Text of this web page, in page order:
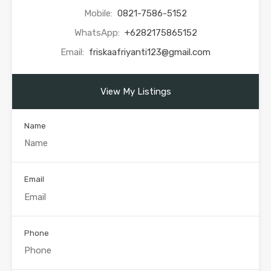
Mobile: 0821-7586-5152
WhatsApp: +6282175865152
Email: friskaafriyanti123@gmail.com
View My Listings
Name
Email
Phone